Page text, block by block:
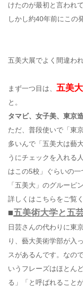
けたのが最初と言われて
しかし約40年前にこの
五美大展でよく間違わ
まず一つ目は、 五美
と。
タマビ、女子美、東京
ただ、普段使いで「東
多いんで「五美大は藝
うにチェックを入れる
はこの5校」ぐらいの
「五美大」のグルーピ
詳しくはこちらをご覧く
■五美術大学と五
日芸さんの代わりに東
り、藝大美術学部が入
スがあるんです。なの
いうフレーズはほとん
る」「と呼ばれること